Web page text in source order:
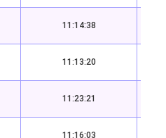
11:14:38
11:13:20
11:23:21
11:16:03